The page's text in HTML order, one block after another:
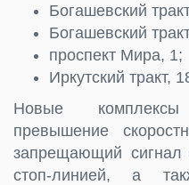
Богашевский
Богашевский
проспект Мира, 1;
Иркутский тракт,
Новые
превышение
запрещающий сигнал
стоп-линией, а